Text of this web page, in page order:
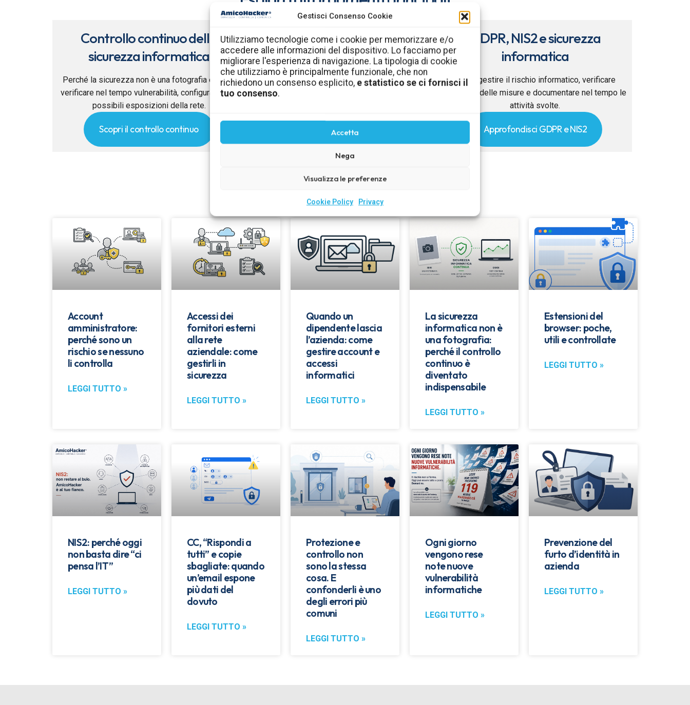
Gestisci Consenso Cookie
Utilizziamo tecnologie come i cookie per memorizzare e/o
accedere alle informazioni del dispositivo. Lo facciamo per
migliorare l'esperienza di navigazione. La tipologia di cookie
che utilizziamo è principalmente funzionale, che non
richiedono un consenso esplicito, e statistico se ci fornisci il
tuo consenso.
Accetta
Nega
Visualizza le preferenze
Cookie Policy Privacy
Controllo continuo della
sicurezza informatica
Perché la sicurezza non è una fotografia e come
verificare nel tempo vulnerabilità, configurazioni e
possibili esposizioni della rete.
Scopri il controllo continuo
Cultura della sicurezza
informatica in azienda
Comportamenti, regole e consigli pratici per aiutare
dipendenti, collaboratori e imprenditori a ridurre i
Scopri la cultura della sicurezza
GDPR, NIS2 e sicurezza
informatica
Come gestire il rischio informatico, verificare
l’efficacia delle misure e documentare nel tempo le
attività svolte.
Approfondisci GDPR e NIS2
Ultimi articoli
Account
amministratore:
perché sono un
rischio se nessuno
li controlla
LEGGI TUTTO »
Accessi dei
fornitori esterni
alla rete
aziendale: come
gestirli in
sicurezza
LEGGI TUTTO »
Quando un
dipendente lascia
l’azienda: come
gestire account e
accessi
informatici
LEGGI TUTTO »
La sicurezza
informatica non è
una fotografia:
perché il controllo
continuo è
diventato
indispensabile
LEGGI TUTTO »
Estensioni del
browser: poche,
utili e controllate
LEGGI TUTTO »
NIS2: perché oggi
non basta dire “ci
pensa l’IT”
LEGGI TUTTO »
CC, “Rispondi a
tutti” e copie
sbagliate: quando
un’email espone
più dati del
dovuto
LEGGI TUTTO »
Protezione e
controllo non
sono la stessa
cosa. E
confonderli è uno
degli errori più
comuni
LEGGI TUTTO »
Ogni giorno
vengono rese
note nuove
vulnerabilità
informatiche
LEGGI TUTTO »
Prevenzione del
furto d’identità in
azienda
LEGGI TUTTO »